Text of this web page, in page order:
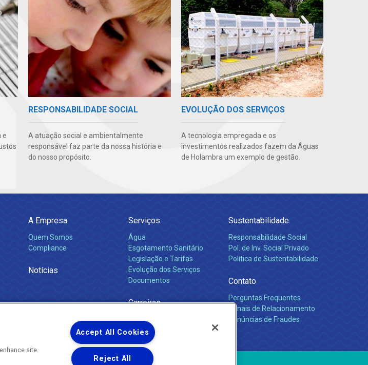
e
RESPONSABILIDADE SOCIAL
A atuação social e ambientalmente
responsável faz parte da nossa história e
do nosso propósito.
EVOLUÇÃO DOS SERVIÇOS
A tecnologia empregada e os
investimentos realizados fazem da Águas
de Holambra um exemplo de gestão.
A Empresa
Quem Somos
Compliance
Notícias
Serviços
Água
Esgotamento Sanitário
Legislação e Tarifas
Evolução dos Serviços
Documentos
Carreiras
Sustentabilidade
Responsabilidade Social
Pol. de Inv. Social Privado
Política de Sustentabilidade
Contato
Perguntas Frequentes
Canais de Relacionamento
Denúncias de Fraudes
site
Accept All Cookies
Reject All